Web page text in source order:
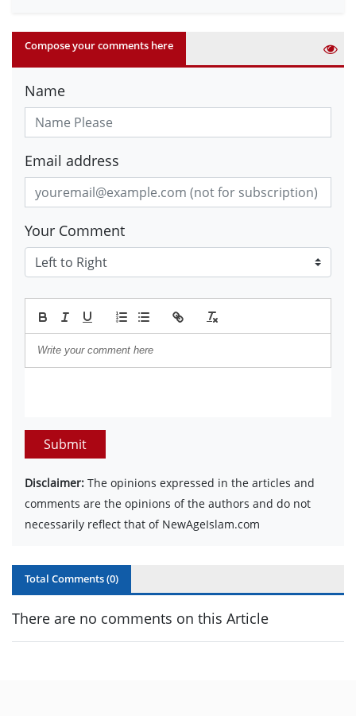
Compose your comments here
Name
Email address
Your Comment
Submit
Disclaimer: The opinions expressed in the articles and
comments are the opinions of the authors and do not
necessarily reflect that of NewAgeIslam.com
Total Comments (0)
There are no comments on this Article